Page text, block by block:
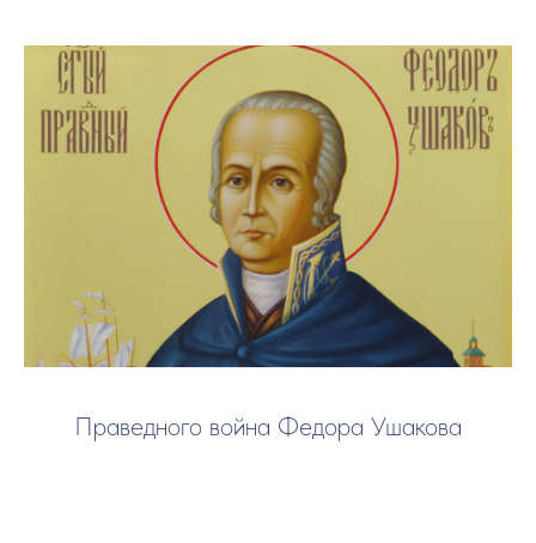
Праведного война Федора Ушакова